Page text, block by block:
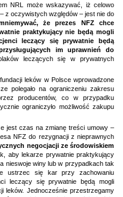
NRL może wskazywać, iż celowo
z oczywistych względów – jest nie do
że prezes NFZ chce
praktykujący nie będą mogli
leczący się prywatnie będą
im uprawnień do
leczących się w prywatnych
leków w Polsce wprowadzone
polegało na ograniczeniu zakresu
producentów, co w przypadku
ograniczyło możliwość zakupu
jest czas na zmianę treści umowy –
NFZ do rezygnacji z nieprawnych
negocjacji ze środowiskiem
aby lekarze prywatnie praktykujący
nieswoje winy lub w przypadkach tak
ustrzec się kar przy zachowaniu
leczący się prywatnie będą mogli
leków. Jednocześnie przestrzegamy